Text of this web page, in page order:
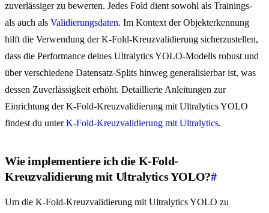
zuverlässiger zu bewerten. Jedes Fold dient sowohl als Trainings-
als auch als Validierungsdaten. Im Kontext der Objekterkennung
hilft die Verwendung der K-Fold-Kreuzvalidierung sicherzustellen,
dass die Performance deines Ultralytics YOLO-Modells robust und
über verschiedene Datensatz-Splits hinweg generalisierbar ist, was
dessen Zuverlässigkeit erhöht. Detaillierte Anleitungen zur
Einrichtung der K-Fold-Kreuzvalidierung mit Ultralytics YOLO
findest du unterK-Fold-Kreuzvalidierung mit Ultralytics.
Wie implementiere ich die K-Fold-
Kreuzvalidierung mit Ultralytics YOLO?#
Um die K-Fold-Kreuzvalidierung mit Ultralytics YOLO zu